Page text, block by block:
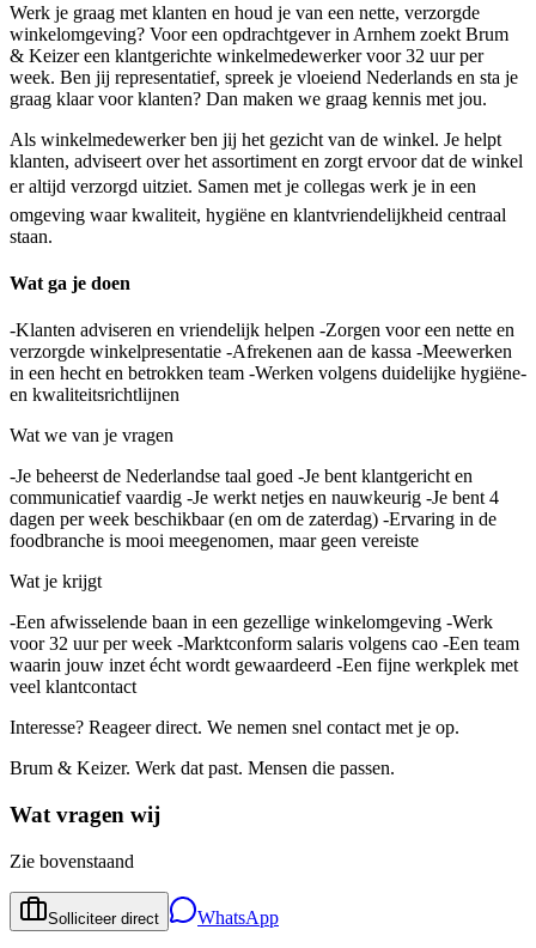
Werk je graag met klanten en houd je van een nette, verzorgde
winkelomgeving? Voor een opdrachtgever in Arnhem zoekt Brum
& Keizer een klantgerichte winkelmedewerker voor 32 uur per
week. Ben jij representatief, spreek je vloeiend Nederlands en sta je
graag klaar voor klanten? Dan maken we graag kennis met jou.
Als winkelmedewerker ben jij het gezicht van de winkel. Je helpt
klanten, adviseert over het assortiment en zorgt ervoor dat de winkel
er altijd verzorgd uitziet. Samen met je collegas werk je in een
omgeving waar kwaliteit, hygiëne en klantvriendelijkheid centraal
staan.
Wat ga je doen
-Klanten adviseren en vriendelijk helpen -Zorgen voor een nette en
verzorgde winkelpresentatie -Afrekenen aan de kassa -Meewerken
in een hecht en betrokken team -Werken volgens duidelijke hygiëne-
en kwaliteitsrichtlijnen
Wat we van je vragen
-Je beheerst de Nederlandse taal goed -Je bent klantgericht en
communicatief vaardig -Je werkt netjes en nauwkeurig -Je bent 4
dagen per week beschikbaar (en om de zaterdag) -Ervaring in de
foodbranche is mooi meegenomen, maar geen vereiste
Wat je krijgt
-Een afwisselende baan in een gezellige winkelomgeving -Werk
voor 32 uur per week -Marktconform salaris volgens cao -Een team
waarin jouw inzet écht wordt gewaardeerd -Een fijne werkplek met
veel klantcontact
Interesse? Reageer direct. We nemen snel contact met je op.
Brum & Keizer. Werk dat past. Mensen die passen.
Wat vragen wij
Zie bovenstaand
Solliciteer direct WhatsApp